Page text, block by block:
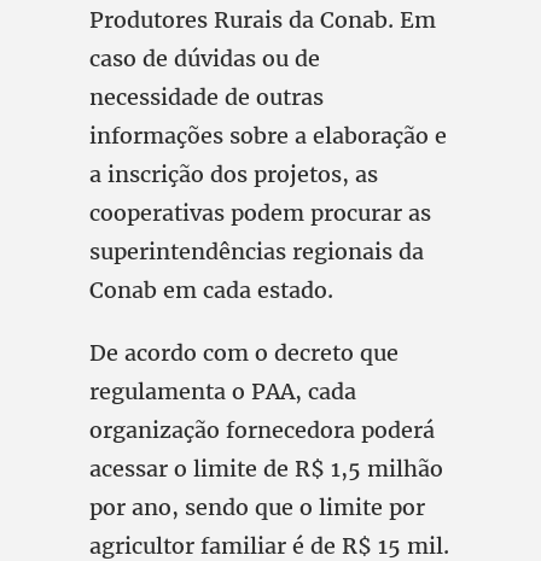
Produtores Rurais da Conab. Em
caso de dúvidas ou de
necessidade de outras
informações sobre a elaboração e
a inscrição dos projetos, as
cooperativas podem procurar as
superintendências regionais da
Conab em cada estado.
De acordo com o decreto que
regulamenta o PAA, cada
organização fornecedora poderá
acessar o limite de R$ 1,5 milhão
por ano, sendo que o limite por
agricultor familiar é de R$ 15 mil.